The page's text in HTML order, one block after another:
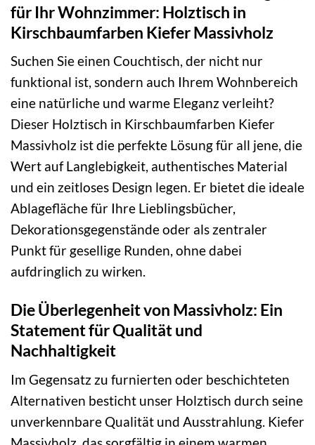
für Ihr Wohnzimmer: Holztisch in
Kirschbaumfarben Kiefer Massivholz
Suchen Sie einen Couchtisch, der nicht nur
funktional ist, sondern auch Ihrem Wohnbereich
eine natürliche und warme Eleganz verleiht?
Dieser Holztisch in Kirschbaumfarben Kiefer
Massivholz ist die perfekte Lösung für all jene, die
Wert auf Langlebigkeit, authentisches Material
und ein zeitloses Design legen. Er bietet die ideale
Ablagefläche für Ihre Lieblingsbücher,
Dekorationsgegenstände oder als zentraler
Punkt für gesellige Runden, ohne dabei
aufdringlich zu wirken.
Die Überlegenheit von Massivholz: Ein
Statement für Qualität und
Nachhaltigkeit
Im Gegensatz zu furnierten oder beschichteten
Alternativen besticht unser Holztisch durch seine
unverkennbare Qualität und Ausstrahlung. Kiefer